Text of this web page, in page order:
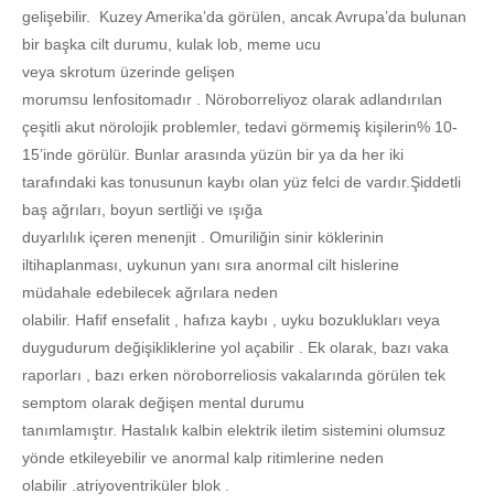
gelişebilir. Kuzey Amerika’da görülen, ancak Avrupa’da bulunan
bir başka cilt durumu, kulak lob, meme ucu
veya skrotum üzerinde gelişen
morumsu lenfositomadır . Nöroborreliyoz olarak adlandırılan
çeşitli akut nörolojik problemler, tedavi görmemiş kişilerin% 10-
15’inde görülür. Bunlar arasında yüzün bir ya da her iki
tarafındaki kas tonusunun kaybı olan yüz felci de vardır.Şiddetli
baş ağrıları, boyun sertliği ve ışığa
duyarlılık içeren menenjit . Omuriliğin sinir köklerinin
iltihaplanması, uykunun yanı sıra anormal cilt hislerine
müdahale edebilecek ağrılara neden
olabilir. Hafif ensefalit , hafıza kaybı , uyku bozuklukları veya
duygudurum değişikliklerine yol açabilir . Ek olarak, bazı vaka
raporları , bazı erken nöroborreliosis vakalarında görülen tek
semptom olarak değişen mental durumu
tanımlamıştır. Hastalık kalbin elektrik iletim sistemini olumsuz
yönde etkileyebilir ve anormal kalp ritimlerine neden
olabilir .atriyoventriküler blok .